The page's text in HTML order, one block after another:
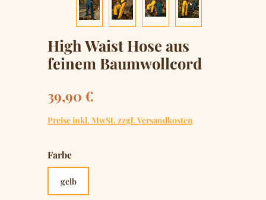
High Waist Hose aus
feinem Baumwollcord
Regulärer Preis:
39,90 €
Preise inkl. MwSt. zzgl. Versandkosten
Farbeauswählen
gelb